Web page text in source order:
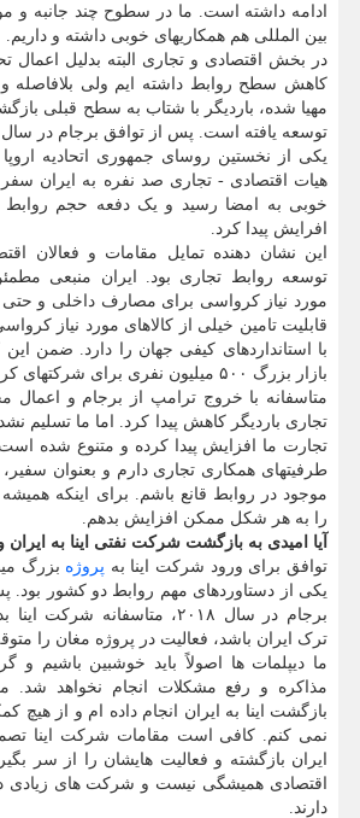
ادامه داشته است. ما در سطوح چند جانبه و
بین المللی هم همکاریهای خوبی داشته و داریم.
در بخش اقتصادی و تجاری البته بدلیل اعمال
کاهش سطح روابط داشته ایم ولی بلافاصله
مهیا شده، باردیگر با شتاب به سطح قبلی
یکی از نخستین روسای جمهوری اتحادیه
هیات اقتصادی - تجاری صد نفره به ایران سفر
خوبی به امضا رسید و یک دفعه حجم روابط
افرایش پیدا کرد.
این نشان دهنده تمایل مقامات و فعالان
توسعه روابط تجاری بود. ایران منبعی
مورد نیاز کرواسی برای مصارف داخلی و حتی
قابلیت تامین خیلی از کالاهای مورد نیاز
با استانداردهای کیفی جهان را دارد. ضمن
بازار بزرگ ۵۰۰ میلیون نفری برای شرکتهای کرواسی است.
متاسفانه با خروج ترامپ از برجام و اعمال
تجاری باردیگر کاهش پیدا کرد. اما ما تسلیم
تجارت ما افزایش پیدا کرده و متنوع شده
طرفیتهای همکاری تجاری دارم و بعنوان سفیر،
موجود در روابط قانع باشم. برای اینکه
را به هر شکل ممکن افزایش بدهم.
آیا امیدی به بازگشت شرکت نفتی اینا به ایران
توافق برای ورود شرکت اینا به پروژه بزرگ
یکی از دستاوردهای مهم روابط دو کشور بود.
برجام در سال ۲۰۱۸، متاسفانه
ترک ایران باشد، فعالیت در پروژه مغان را
ما دیپلمات ها اصولاً باید خوشبین باشیم و
مذاکره و رفع مشکلات انجام نخواهد شد.
بازگشت اینا به ایران انجام داده ام و از هیچ
نمی کنم. کافی است مقامات شرکت اینا
ایران بازگشته و فعالیت هایشان را از سر
اقتصادی همیشگی نیست و شرکت های زیادی
دارند.